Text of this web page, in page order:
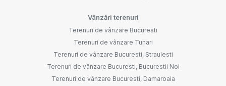
Vânzări terenuri
Terenuri de vânzare Bucuresti
Terenuri de vânzare Tunari
Terenuri de vânzare Bucuresti, Straulesti
Terenuri de vânzare Bucuresti, Bucurestii Noi
Terenuri de vânzare Bucuresti, Damaroaia